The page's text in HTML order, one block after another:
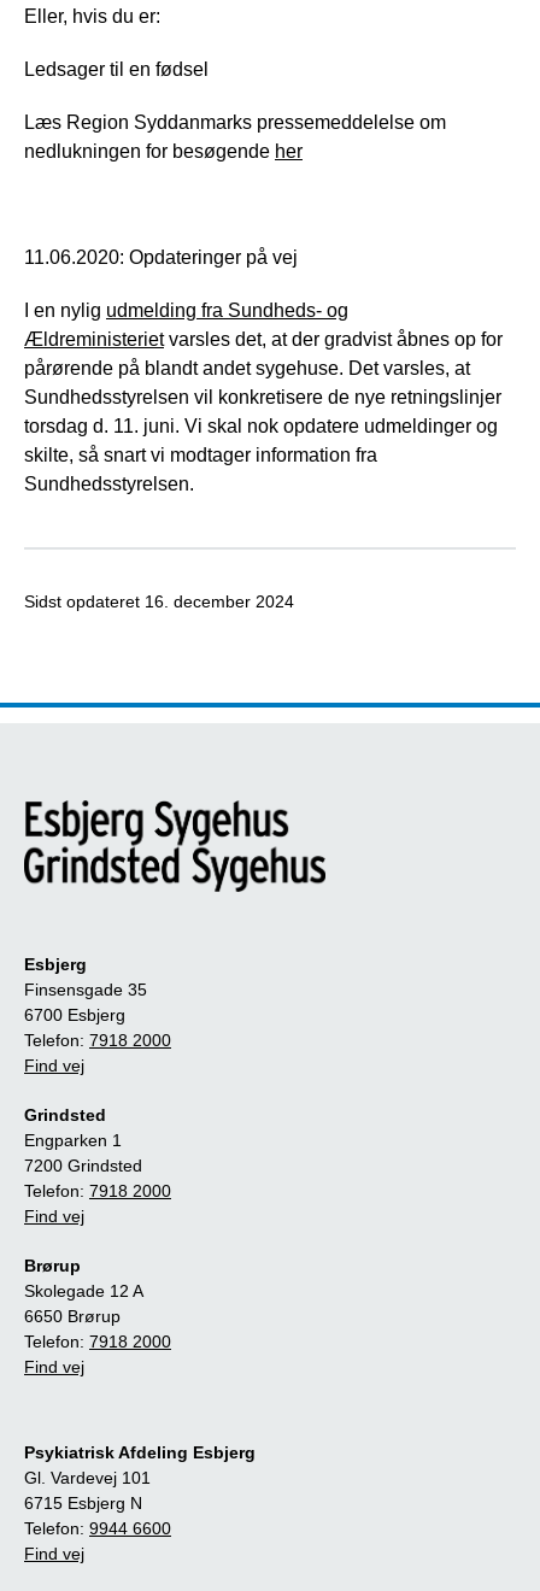
Eller, hvis du er:
Ledsager til en fødsel
Læs Region Syddanmarks pressemeddelelse om
nedlukningen for besøgende her
11.06.2020: Opdateringer på vej
I en nylig udmelding fra Sundheds- og
Ældreministerietvarsles det, at der gradvist åbnes op for
pårørende på blandt andet sygehuse. Det varsles, at
Sundhedsstyrelsen vil konkretisere de nye retningslinjer
torsdag d. 11. juni. Vi skal nok opdatere udmeldinger og
skilte, så snart vi modtager information fra
Sundhedsstyrelsen.
Sidst opdateret 16. december 2024
Esbjerg
Finsensgade 35
6700 Esbjerg
Telefon: 7918 2000
Find vej
Grindsted
Engparken 1
7200 Grindsted
Telefon: 7918 2000
Find vej
Brørup
Skolegade 12 A
6650 Brørup
Telefon: 7918 2000
Find vej
Psykiatrisk Afdeling Esbjerg
Gl. Vardevej 101
6715 Esbjerg N
Telefon: 9944 6600
Find vej